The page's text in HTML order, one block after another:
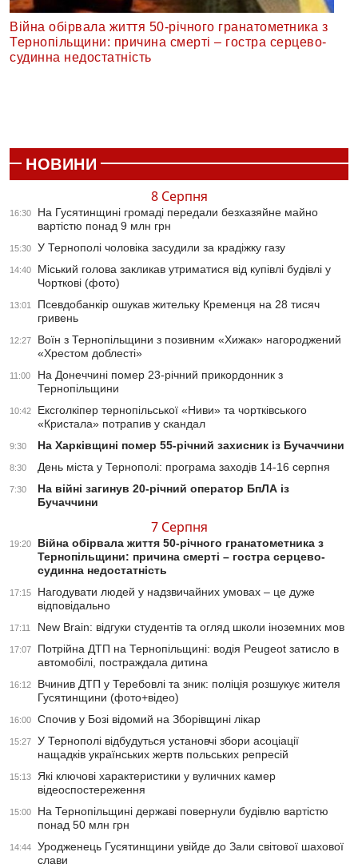
Війна обірвала життя 50-річного гранатометника з
Тернопільщини: причина смерті – гостра серцево-
судинна недостатність
НОВИНИ
8 Серпня
16:30
На Гусятинщині громаді передали безхазяйне майно
вартістю понад 9 млн грн
15:30 У Тернополі чоловіка засудили за крадіжку газу
14:40
Міський голова закликав утриматися від купівлі будівлі у
Чорткові (фото)
13:01
Псевдобанкір ошукав жительку Кременця на 28 тисяч
гривень
12:27
Воїн з Тернопільщини з позивним «Хижак» нагороджений
«Хрестом доблесті»
11:00
На Донеччині помер 23-річний прикордонник з
Тернопільщини
10:42
Ексголкіпер тернопільської «Ниви» та чортківського
«Кристала» потрапив у скандал
9:30 На Харківщині помер 55-річний захисник із Бучаччини
8:30 День міста у Тернополі: програма заходів 14-16 серпня
7:30
На війні загинув 20-річний оператор БпЛА із
Бучаччини
7 Серпня
19:20
Війна обірвала життя 50-річного гранатометника з
Тернопільщини: причина смерті – гостра серцево-
судинна недостатність
17:15
Нагодувати людей у надзвичайних умовах – це дуже
відповідально
17:11 New Brain: відгуки студентів та огляд школи іноземних мов
17:07
Потрійна ДТП на Тернопільщині: водія Peugeot затисло в
автомобілі, постраждала дитина
16:12
Вчинив ДТП у Теребовлі та зник: поліція розшукує жителя
Гусятинщини (фото+відео)
16:00 Спочив у Бозі відомий на Зборівщині лікар
15:27
У Тернополі відбудуться установчі збори асоціації
нащадків українських жертв польських репресій
15:13
Які ключові характеристики у вуличних камер
відеоспостереження
15:00
На Тернопільщині державі повернули будівлю вартістю
понад 50 млн грн
14:44
Уродженець Гусятинщини увійде до Зали світової шахової
слави